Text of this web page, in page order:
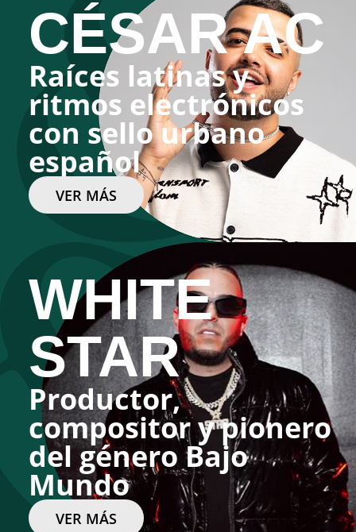
CÉSAR AC
Raíces latinas y
ritmos electrónicos
con sello urbano
español
VER MÁS
WHITE
STAR
Productor,
compositor y pionero
del género Bajo
Mundo
VER MÁS